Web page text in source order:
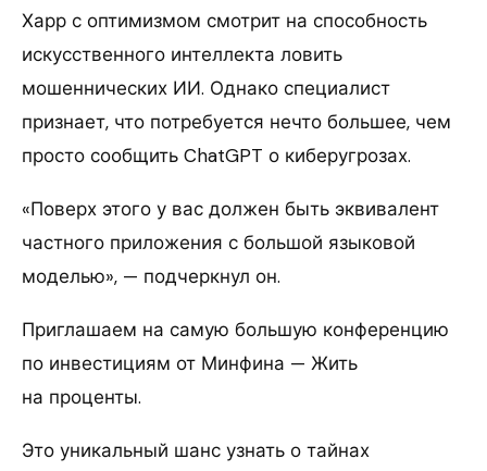
Харр с оптимизмом смотрит на способность
искусственного интеллекта ловить
мошеннических ИИ. Однако специалист
признает, что потребуется нечто большее, чем
просто сообщить ChatGPT о киберугрозах.
«Поверх этого у вас должен быть эквивалент
частного приложения с большой языковой
моделью», — подчеркнул он.
Приглашаем на самую большую конференцию
по инвестициям от Минфина — Жить
на проценты.
Это уникальный шанс узнать о тайнах